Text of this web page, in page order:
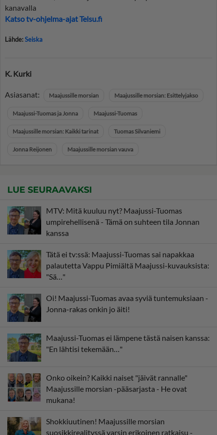
kanavalla
Katso tv-ohjelma-ajat Telsu.fi
Lähde:Seiska
K. Kurki
Asiasanat: Maajussille morsian Maajussille morsian: Esittelyjakso
Maajussi-Tuomas ja Jonna Maajussi-Tuomas
Maajussille morsian: Kaikki tarinat Tuomas Silvaniemi
Jonna Reijonen Maajussille morsian vauva
LUE SEURAAVAKSI
MTV: Mitä kuuluu nyt? Maajussi-Tuomas
umpirehellisenä - Tämä on suhteen tila Jonnan
kanssa
Tätä ei tv:ssä: Maajussi-Tuomas sai napakkaa
palautetta Vappu Pimiältä Maajussi-kuvauksista:
"Sä…"
Oi! Maajussi-Tuomas avaa syviä tuntemuksiaan -
Jonna-rakas onkin jo äiti!
Maajussi-Tuomas ei lämpene tästä naisen kanssa:
"En lähtisi tekemään…"
Onko oikein? Kaikki naiset "jäivät rannalle"
Maajussille morsian -pääsarjasta - He ovat
mukana!
Shokkiuutinen! Maajussille morsian
suosikkirealityssä varsin erikoinen ratkaisu -